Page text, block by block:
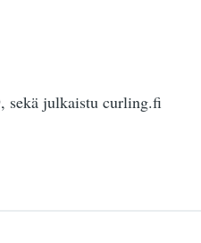
sekä julkaistu curling.fi